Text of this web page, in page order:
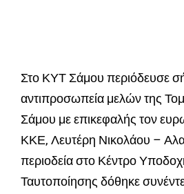
Στο ΚΥΤ Σάμου περιόδευσε
αντιπροσωπεία μελών της
Σάμου με επικεφαλής τον
ΚΚΕ, Λευτέρη Νικολάου –
περιοδεία στο Κέντρο
Ταυτοποίησης δόθηκε